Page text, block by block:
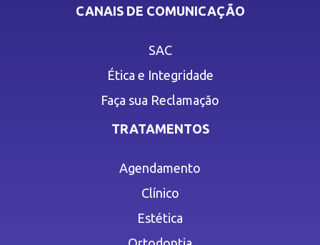
CANAIS DE COMUNICAÇÃO
SAC
Ética e Integridade
Faça sua Reclamação
TRATAMENTOS
Agendamento
Clínico
Estética